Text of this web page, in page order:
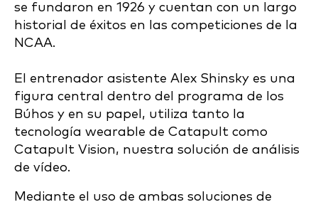
se fundaron en 1926 y cuentan con un largo
historial de éxitos en las competiciones de la
NCAA.
El entrenador asistente Alex Shinsky es una
figura central dentro del programa de los
Búhos y en su papel, utiliza tanto la
tecnología wearable de Catapult como
Catapult Vision, nuestra solución de análisis
de vídeo.
Mediante el uso de ambas soluciones de